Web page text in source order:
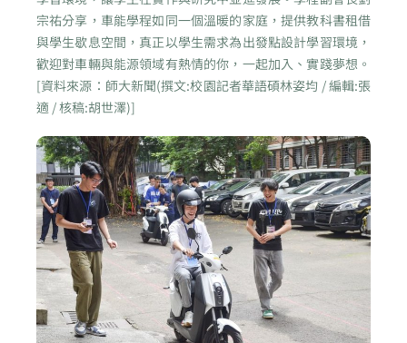
宗祐分享，車能學程如同一個溫暖的家庭，提供教科書租借
與學生歇息空間，真正以學生需求為出發點設計學習環境，
歡迎對車輛與能源領域有熱情的你，一起加入、實踐夢想。
[資料來源：師大新聞(撰文:校園記者華語碩林姿均 / 編輯:張
適 / 核稿:胡世澤)]